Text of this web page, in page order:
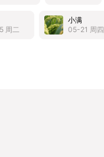
周二
小满
05-21 周四